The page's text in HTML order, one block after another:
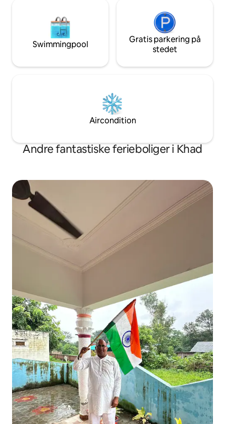
Swimmingpool
Gratis parkering på
stedet
Aircondition
Andre fantastiske ferieboliger i Khad